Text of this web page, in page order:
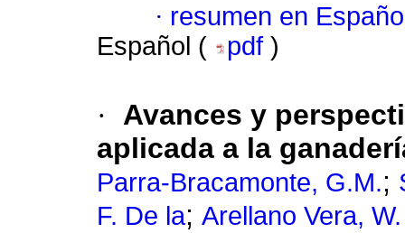
· resumen en
Español (
pdf )
·
Avances y
aplicada a la
Parra-Bracamonte, G.M.;
F. De la; Arellano Vera, W.